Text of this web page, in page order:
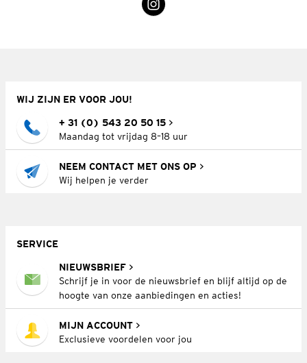
WIJ ZIJN ER VOOR JOU!
+ 31 (0) 543 20 50 15
Maandag tot vrijdag 8–18 uur
NEEM CONTACT MET ONS OP
Wij helpen je verder
SERVICE
NIEUWSBRIEF
Schrijf je in voor de nieuwsbrief en blijf altijd op de
hoogte van onze aanbiedingen en acties!
MIJN ACCOUNT
Exclusieve voordelen voor jou